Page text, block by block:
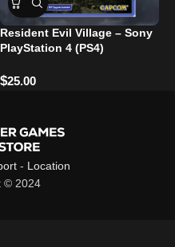
Resident Evil Village – Sony
PlayStation 4 (PS4)
$25.00
- Location
© 2024